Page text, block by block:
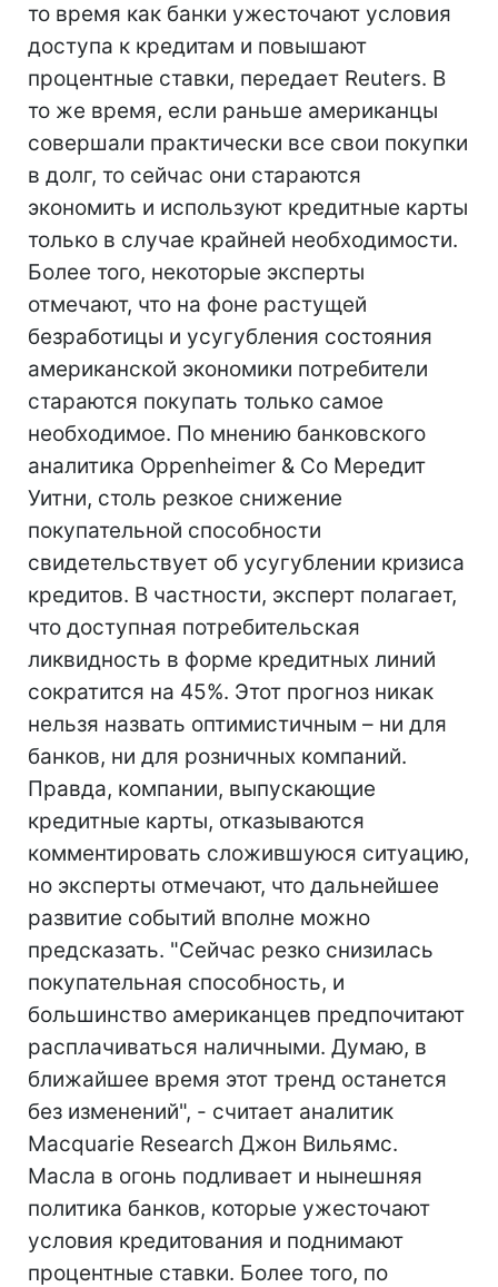
то время как банки ужесточают условия
доступа к кредитам и повышают
процентные ставки, передает Reuters. В
то же время, если раньше американцы
совершали практически все свои покупки
в долг, то сейчас они стараются
экономить и используют кредитные карты
только в случае крайней необходимости.
Более того, некоторые эксперты
отмечают, что на фоне растущей
безработицы и усугубления состояния
американской экономики потребители
стараются покупать только самое
необходимое. По мнению банковского
аналитика Oppenheimer & Co Мередит
Уитни, столь резкое снижение
покупательной способности
свидетельствует об усугублении кризиса
кредитов. В частности, эксперт полагает,
что доступная потребительская
ликвидность в форме кредитных линий
сократится на 45%. Этот прогноз никак
нельзя назвать оптимистичным – ни для
банков, ни для розничных компаний.
Правда, компании, выпускающие
кредитные карты, отказываются
комментировать сложившуюся ситуацию,
но эксперты отмечают, что дальнейшее
развитие событий вполне можно
предсказать. "Сейчас резко снизилась
покупательная способность, и
большинство американцев предпочитают
расплачиваться наличными. Думаю, в
ближайшее время этот тренд останется
без изменений", - считает аналитик
Macquarie Research Джон Вильямс.
Масла в огонь подливает и нынешняя
политика банков, которые ужесточают
условия кредитования и поднимают
процентные ставки. Более того, по